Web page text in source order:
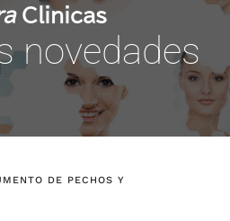
Clinicas
novedades
DE PECHOS Y